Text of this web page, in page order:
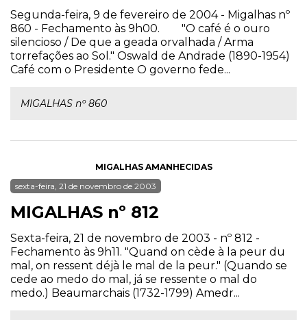
Segunda-feira, 9 de fevereiro de 2004 - Migalhas nº
860 - Fechamento às 9h00. "O café é o ouro
silencioso / De que a geada orvalhada / Arma
torrefações ao Sol." Oswald de Andrade (1890-1954)
Café com o Presidente O governo fede...
MIGALHAS nº 860
MIGALHAS AMANHECIDAS
sexta-feira, 21 de novembro de 2003
MIGALHAS nº 812
Sexta-feira, 21 de novembro de 2003 - nº 812 -
Fechamento às 9h11. "Quand on cède à la peur du
mal, on ressent déjà le mal de la peur." (Quando se
cede ao medo do mal, já se ressente o mal do
medo.) Beaumarchais (1732-1799) Amedr...